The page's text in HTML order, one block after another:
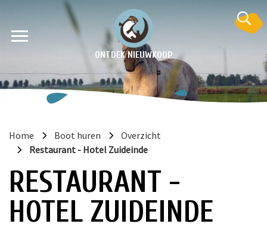
ONTDEK NIEUWKOOP
Home Boot huren
Overzicht
Restaurant - Hotel Zuideinde
RESTAURANT -
HOTEL ZUIDEINDE